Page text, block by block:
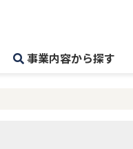
事業内容から探す